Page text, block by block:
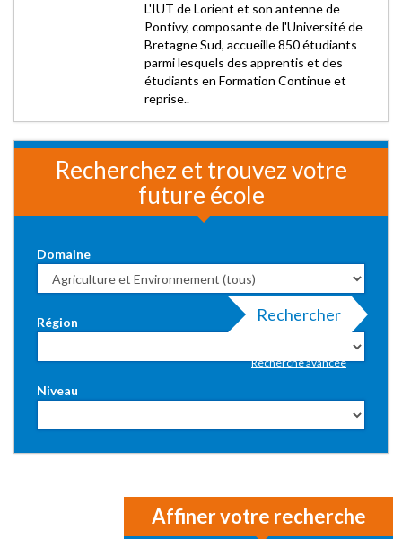
L'IUT de Lorient et son antenne de
Pontivy, composante de l'Université de
Bretagne Sud, accueille 850 étudiants
parmi lesquels des apprentis et des
étudiants en Formation Continue et
reprise..
Recherchez et trouvez votre
future école
Domaine
Région
Niveau
Rechercher
Recherche avancée
Affiner votre recherche